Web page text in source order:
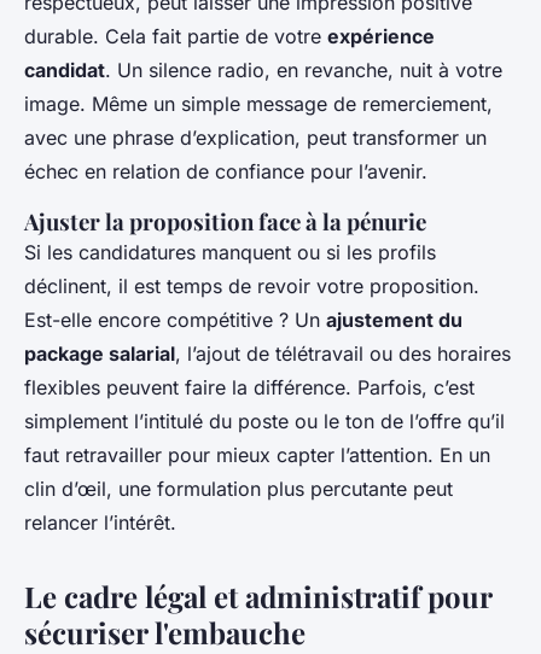
durable. Cela fait partie de votre expérience
candidat. Un silence radio, en revanche, nuit à votre
image. Même un simple message de remerciement,
avec une phrase d’explication, peut transformer un
échec en relation de confiance pour l’avenir.
Ajuster la proposition face à la pénurie
Si les candidatures manquent ou si les profils
déclinent, il est temps de revoir votre proposition.
Est-elle encore compétitive ? Un ajustement du
package salarial, l’ajout de télétravail ou des horaires
flexibles peuvent faire la différence. Parfois, c’est
simplement l’intitulé du poste ou le ton de l’offre qu’il
faut retravailler pour mieux capter l’attention. En un
clin d’œil, une formulation plus percutante peut
relancer l’intérêt.
Le cadre légal et administratif pour
sécuriser l'embauche